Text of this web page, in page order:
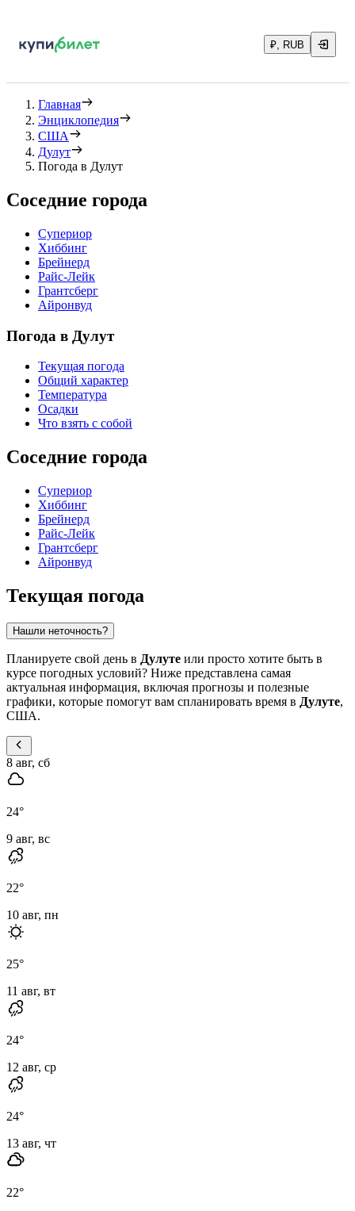
₽, RUB
Главная
Энциклопедия
США
Дулут
Погода в Дулут
Соседние города
Супериор
Хиббинг
Брейнерд
Райс-Лейк
Грантсберг
Айронвуд
Погода в Дулут
Текущая погода
Общий характер
Температура
Осадки
Что взять с собой
Соседние города
Супериор
Хиббинг
Брейнерд
Райс-Лейк
Грантсберг
Айронвуд
Текущая погода
Нашли неточность?
Планируете свой день в Дулуте или просто хотите быть в
курсе погодных условий? Ниже представлена самая
актуальная информация, включая прогнозы и полезные
графики, которые помогут вам спланировать время в Дулуте,
США.
8 авг, сб
24°
9 авг, вс
22°
10 авг, пн
25°
11 авг, вт
24°
12 авг, ср
24°
13 авг, чт
22°